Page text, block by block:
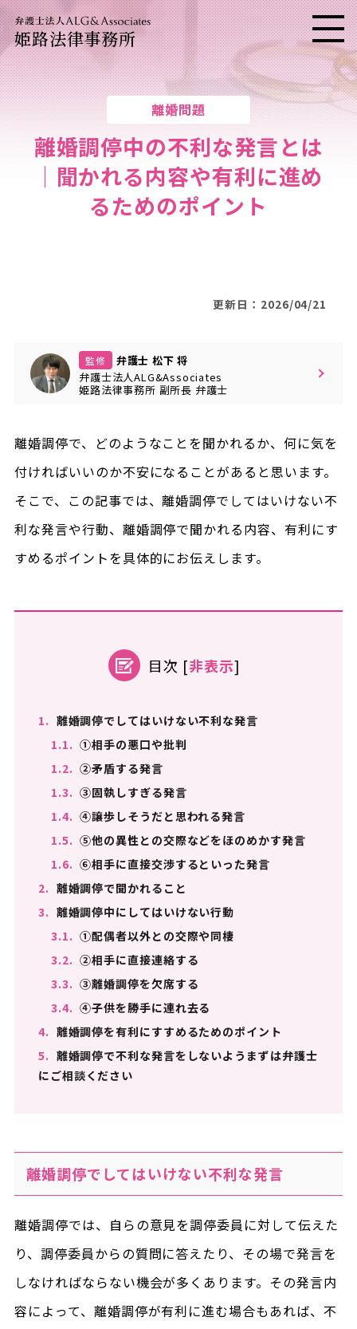
姫路法律事務所 メニ
離婚問題
離婚調停中の不利な発言とは
｜聞かれる内容や有利に進め
るためのポイント
更新日：2026/04/21
監修
弁護士 松下 将
弁護士法人ALG&Associates
姫路法律事務所 副所長 弁護士
離婚調停で、どのようなことを聞かれるか、何に気を
付ければいいのか不安になることがあると思います。
そこで、この記事では、離婚調停でしてはいけない不
利な発言や行動、離婚調停で聞かれる内容、有利にす
すめるポイントを具体的にお伝えします。
目次 [非表示]
1. 離婚調停でしてはいけない不利な発言
1.1. ①相手の悪口や批判
1.2. ②矛盾する発言
1.3. ③固執しすぎる発言
1.4. ④譲歩しそうだと思われる発言
1.5. ⑤他の異性との交際などをほのめかす発言
1.6. ⑥相手に直接交渉するといった発言
2. 離婚調停で聞かれること
3. 離婚調停中にしてはいけない行動
3.1. ①配偶者以外との交際や同棲
3.2. ②相手に直接連絡する
3.3. ③離婚調停を欠席する
3.4. ④子供を勝手に連れ去る
4. 離婚調停を有利にすすめるためのポイント
5. 離婚調停で不利な発言をしないようまずは弁護士
にご相談ください
離婚調停でしてはいけない不利な発言
離婚調停では、自らの意見を調停委員に対して伝えた
り、調停委員からの質問に答えたり、その場で発言を
しなければならない機会が多くあります。その発言内
容によって、離婚調停が有利に進む場合もあれば、不